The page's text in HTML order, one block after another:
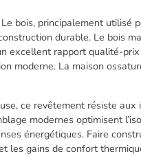
bois, principalement utilisé
durable. Le bois
excellent rapport qualité-
moderne. La maison
ce revêtement résiste aux
modernes optimisent
énergétiques. Faire
les gains de confort